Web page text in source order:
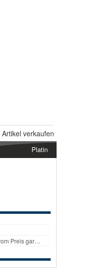
Artikel verkaufen
Platin